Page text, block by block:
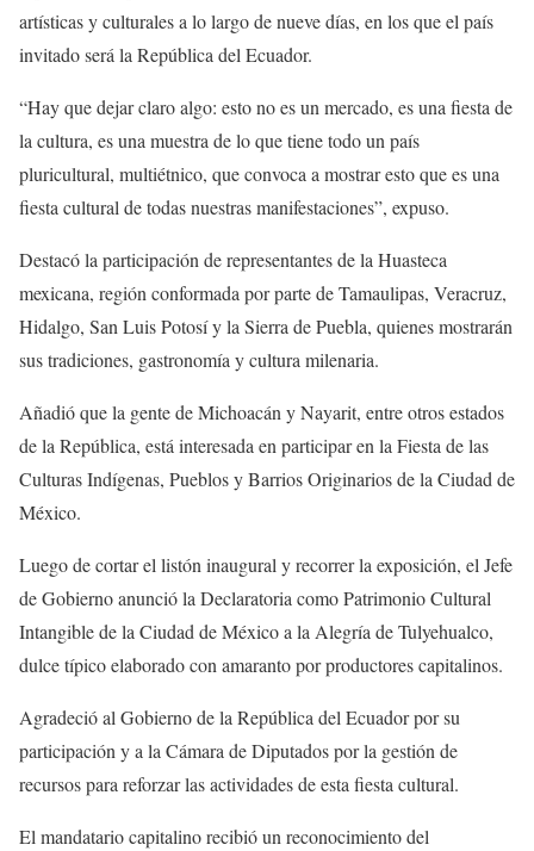
artísticas y culturales a lo largo de nueve días, en los que el país
invitado será la República del Ecuador.
“Hay que dejar claro algo: esto no es un mercado, es una fiesta de
la cultura, es una muestra de lo que tiene todo un país
pluricultural, multiétnico, que convoca a mostrar esto que es una
fiesta cultural de todas nuestras manifestaciones”, expuso.
Destacó la participación de representantes de la Huasteca
mexicana, región conformada por parte de Tamaulipas, Veracruz,
Hidalgo, San Luis Potosí y la Sierra de Puebla, quienes mostrarán
sus tradiciones, gastronomía y cultura milenaria.
Añadió que la gente de Michoacán y Nayarit, entre otros estados
de la República, está interesada en participar en la Fiesta de las
Culturas Indígenas, Pueblos y Barrios Originarios de la Ciudad de
México.
Luego de cortar el listón inaugural y recorrer la exposición, el Jefe
de Gobierno anunció la Declaratoria como Patrimonio Cultural
Intangible de la Ciudad de México a la Alegría de Tulyehualco,
dulce típico elaborado con amaranto por productores capitalinos.
Agradeció al Gobierno de la República del Ecuador por su
participación y a la Cámara de Diputados por la gestión de
recursos para reforzar las actividades de esta fiesta cultural.
El mandatario capitalino recibió un reconocimiento del